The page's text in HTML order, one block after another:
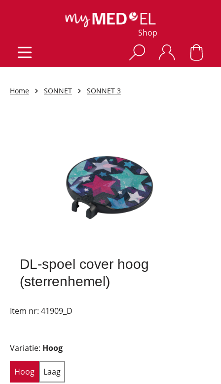
Shop
Home SONNET SONNET 3
DL-spoel cover hoog
(sterrenhemel)
Item nr: 41909_D
Variatie: Hoog
Hoog Laag